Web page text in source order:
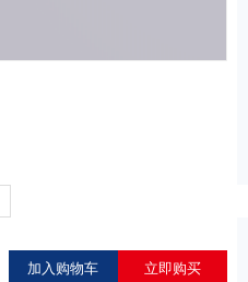
加入购物车 立即购买